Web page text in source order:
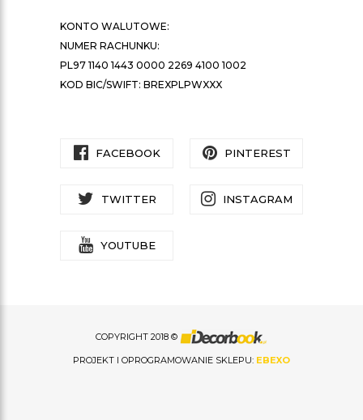
KONTO WALUTOWE:
NUMER RACHUNKU:
PL97 1140 1443 0000 2269 4100 1002
KOD BIC/SWIFT: BREXPLPWXXX
FACEBOOK PINTEREST
TWITTER INSTAGRAM
YOUTUBE
COPYRIGHT 2018 ©
PROJEKT I OPROGRAMOWANIE SKLEPU: EBEXO